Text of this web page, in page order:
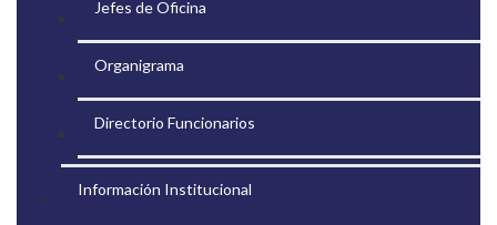
Jefes de Oficina
Organigrama
Directorio Funcionarios
Información Institucional